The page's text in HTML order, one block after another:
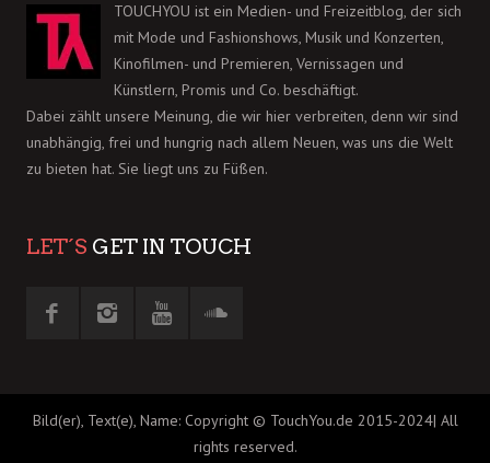
TOUCHYOU ist ein Medien- und Freizeitblog, der sich
mit Mode und Fashionshows, Musik und Konzerten,
Kinofilmen- und Premieren, Vernissagen und
Künstlern, Promis und Co. beschäftigt.
Dabei zählt unsere Meinung, die wir hier verbreiten, denn wir sind
unabhängig, frei und hungrig nach allem Neuen, was uns die Welt
zu bieten hat. Sie liegt uns zu Füßen.
LET´S GET IN TOUCH
Bild(er), Text(e), Name: Copyright © TouchYou.de 2015-2024| All
rights reserved.